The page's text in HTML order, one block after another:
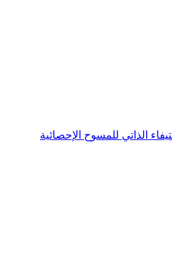
الذاتي للمسوح الإحصائية